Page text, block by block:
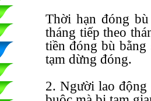
Thời hạn đóng
tháng tiếp theo
tiền đóng bù
tạm dừng đóng.
2. Người lao động